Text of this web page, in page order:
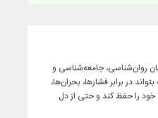
روان‌شناسی، جامعه‌شناسی و
در برابر فشارها، بحران‌ها،
خود را حفظ کند و حتی از دل